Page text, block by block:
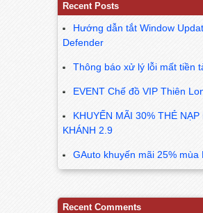
Recent Posts
Hướng dẫn tắt Window
Defender
Thông báo xử lý lỗi mất tiền
EVENT Chế đồ VIP Thiên
KHUYẾN MÃI 30% THẺ
KHÁNH 2.9
GAuto khuyến mãi 25% mùa
Recent Comments